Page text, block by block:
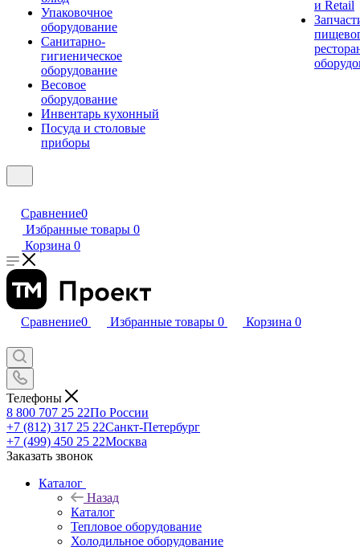
Упаковочное
оборудование
Санитарно-
гигиеническое
оборудование
Весовое
оборудование
Инвентарь кухонный
Посуда и столовые
приборы
и Retail
Сравнение0
Избранные товары 0
Корзина 0
Сравнение0 Избранные товары 0 Корзина 0
Телефоны
8 800 707 25 22По России
+7 (812) 317 25 22Санкт-Петербург
+7 (499) 450 25 22Москва
Заказать звонок
Каталог
Назад
Каталог
Тепловое оборудование
Холодильное оборудование